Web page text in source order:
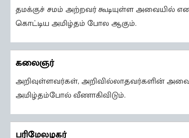
தமக்குச் சமம் அற்றவர் கூடியுள்ள அவையில்
கொட்டிய அமிழ்தம் போல ஆகும்.
கலைஞர்
அறிவுள்ளவர்கள், அறிவில்லாதவர்களின்
அமிழ்தம்போல் வீணாகிவிடும்.